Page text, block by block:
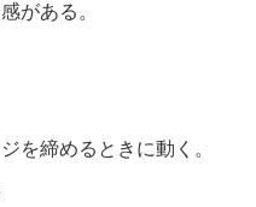
がある。
を締めるときに動く。